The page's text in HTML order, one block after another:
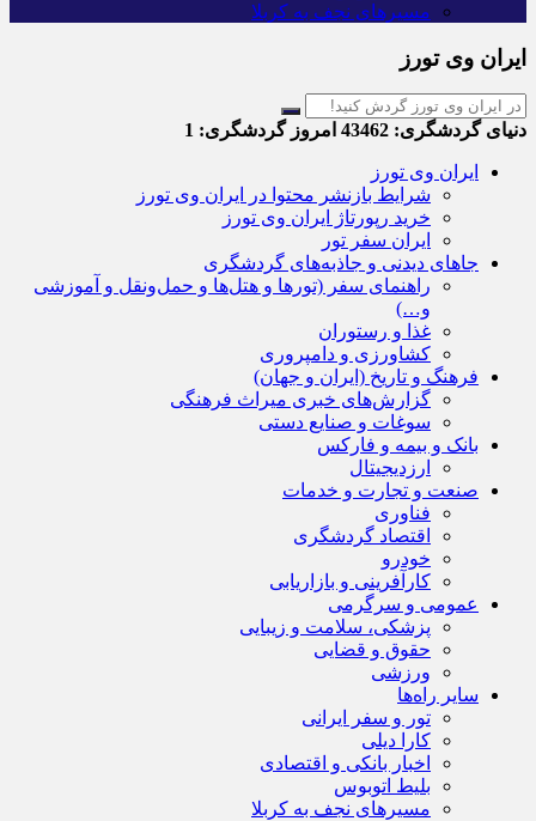
مسیرهای نجف به کربلا
ایران وی تورز
دنیای گردشگری: امروز گردشگری:
ایران وی تورز
شرایط بازنشر محتوا در ایران وی تورز
خرید رپورتاژ ایران وی تورز
ایران سفر تور
جاهای دیدنی و جاذبه‌های گردشگری
راهنمای سفر (تورها و هتل‌ها و حمل‌و‌نقل و آموزشی
و…)
غذا و رستوران
کشاورزی و دامپروری
فرهنگ و تاریخ (ایران و جهان)
گزارش‌های خبری میراث فرهنگی
سوغات و صنایع دستی
بانک و بیمه و فارکس
ارزدیجیتال
صنعت و تجارت و خدمات
فناوری
اقتصاد گردشگری
خودرو
کارآفرینی و بازاریابی
عمومی و سرگرمی
پزشکی، سلامت و زیبایی
حقوق و قضایی
ورزشی
سایر راه‌ها
تور و سفر ایرانی
کارا دیلی
اخبار بانکی و اقتصادی
بلیط اتوبوس
مسیرهای نجف به کربلا